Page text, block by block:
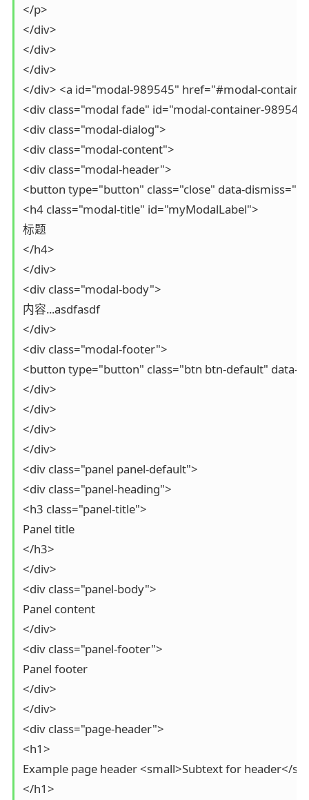
</p>
</div>
</div>
</div>
</div> <a id="modal-989545" href="#modal-
<div class="modal fade" id="modal-container-
<div class="modal-dialog">
<div class="modal-content">
<div class="modal-header">
<button type="button" class="close" data-
<h4 class="modal-title" id="myModalLabel">
标题
</h4>
</div>
<div class="modal-body">
内容...asdfasdf
</div>
<div class="modal-footer">
<button type="button" class="btn btn-default"
</div>
</div>
</div>
</div>
<div class="panel panel-default">
<div class="panel-heading">
<h3 class="panel-title">
Panel title
</h3>
</div>
<div class="panel-body">
Panel content
</div>
<div class="panel-footer">
Panel footer
</div>
</div>
<div class="page-header">
<h1>
Example page header <small>Subtext for header</
</h1>